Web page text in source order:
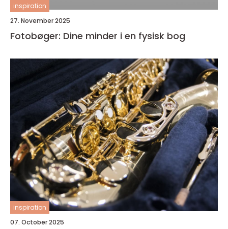
inspiration
27. November 2025
Fotobøger: Dine minder i en fysisk bog
inspiration
07. October 2025